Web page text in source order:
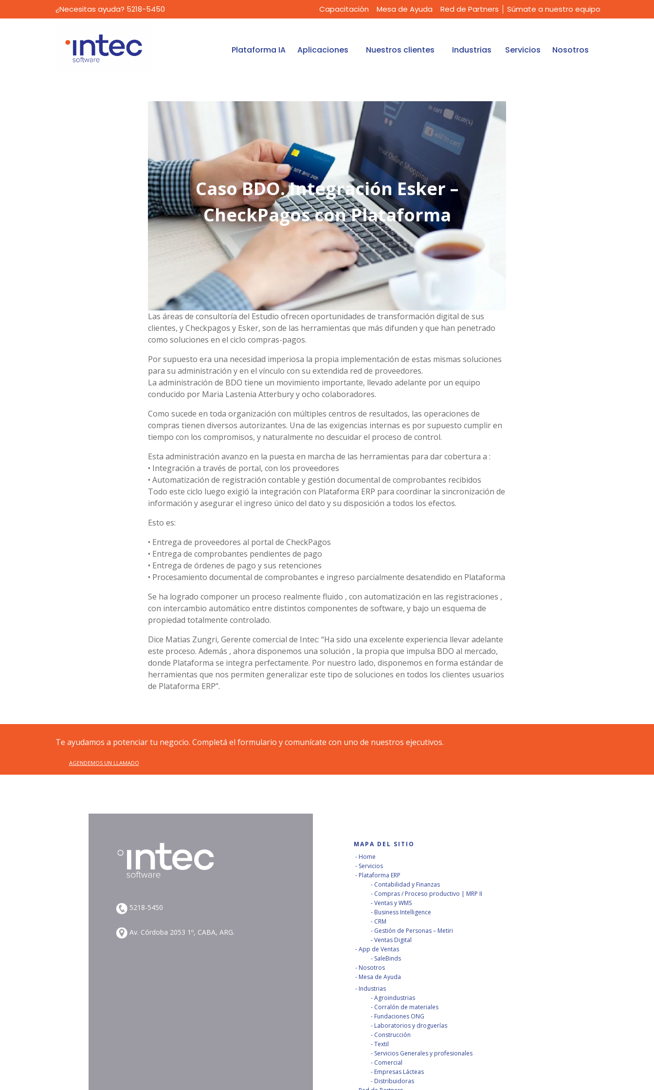
¿Necesitas ayuda? 5218-5450 Capacitación Mesa de Ayuda Red de Partners Súmate a nuestro equipo
Plataforma IA Aplicaciones Nuestros clientes Industrias Servicios Nosotros
Caso BDO. Integración Esker –
CheckPagos con Plataforma
Las áreas de consultoría del Estudio ofrecen oportunidades de transformación digital de sus
clientes, y Checkpagos y Esker, son de las herramientas que más difunden y que han penetrado
como soluciones en el ciclo compras-pagos.
Por supuesto era una necesidad imperiosa la propia implementación de estas mismas soluciones
para su administración y en el vínculo con su extendida red de proveedores.
La administración de BDO tiene un movimiento importante, llevado adelante por un equipo
conducido por Maria Lastenia Atterbury y ocho colaboradores.
Como sucede en toda organización con múltiples centros de resultados, las operaciones de
compras tienen diversos autorizantes. Una de las exigencias internas es por supuesto cumplir en
tiempo con los compromisos, y naturalmente no descuidar el proceso de control.
Esta administración avanzo en la puesta en marcha de las herramientas para dar cobertura a :
• Integración a través de portal, con los proveedores
• Automatización de registración contable y gestión documental de comprobantes recibidos
Todo este ciclo luego exigió la integración con Plataforma ERP para coordinar la sincronización de
información y asegurar el ingreso único del dato y su disposición a todos los efectos.
Esto es:
• Entrega de proveedores al portal de CheckPagos
• Entrega de comprobantes pendientes de pago
• Entrega de órdenes de pago y sus retenciones
• Procesamiento documental de comprobantes e ingreso parcialmente desatendido en Plataforma
Se ha logrado componer un proceso realmente fluido , con automatización en las registraciones ,
con intercambio automático entre distintos componentes de software, y bajo un esquema de
propiedad totalmente controlado.
Dice Matias Zungri, Gerente comercial de Intec: “Ha sido una excelente experiencia llevar adelante
este proceso. Además , ahora disponemos una solución , la propia que impulsa BDO al mercado,
donde Plataforma se integra perfectamente. Por nuestro lado, disponemos en forma estándar de
herramientas que nos permiten generalizar este tipo de soluciones en todos los clientes usuarios
de Plataforma ERP”.
Te ayudamos a potenciar tu negocio. Completá el formulario y comunícate con uno de nuestros ejecutivos.
AGENDEMOS UN LLAMADO
5218-5450
Av. Córdoba 2053 1º, CABA, ARG.
MAPA DEL SITIO
Home
Servicios
Plataforma ERP
Contabilidad y Finanzas
Compras / Proceso productivo | MRP II
Ventas y WMS
Business Intelligence
CRM
Gestión de Personas – Metiri
Ventas Digital
App de Ventas
SaleBinds
Nosotros
Mesa de Ayuda
Industrias
Agroindustrias
Corralón de materiales
Fundaciones ONG
Laboratorios y droguerías
Construcción
Textil
Servicios Generales y profesionales
Comercial
Empresas Lácteas
Distribuidoras